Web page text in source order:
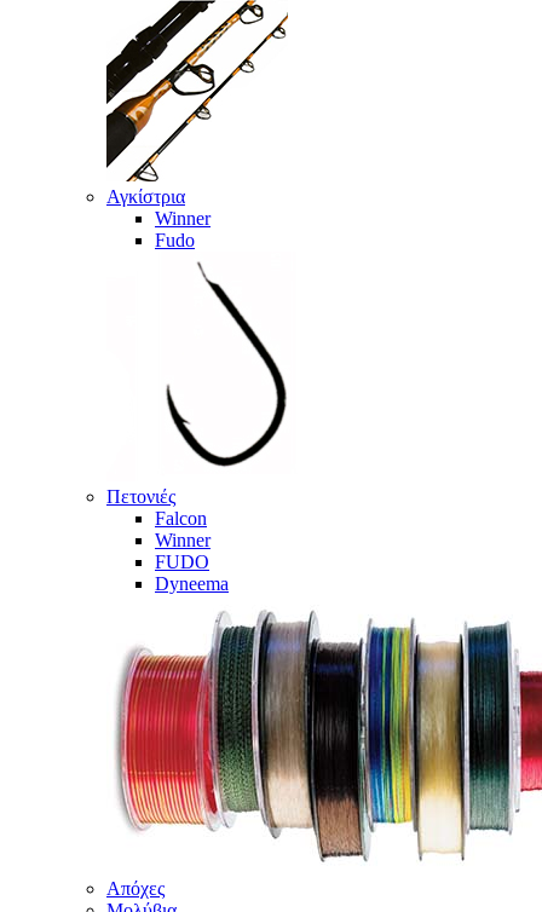
Αγκίστρια
Winner
Fudo
Πετονιές
Falcon
Winner
FUDO
Dyneema
Απόχες